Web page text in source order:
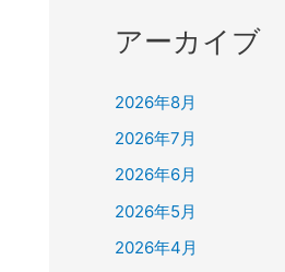
アーカイブ
2026年8月
2026年7月
2026年6月
2026年5月
2026年4月